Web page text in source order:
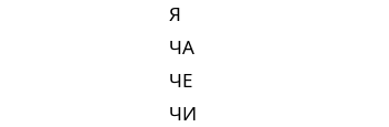
Я
ЧА
ЧЕ
ЧИ